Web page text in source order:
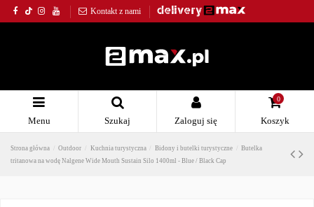
Kontakt z nami
Menu Szukaj Zaloguj się
0
Koszyk
Strona główna Outdoor Kuchnia turystyczna Bidony i butelki turystyczne
Butelka
tritanowa na wodę Nalgene Wide Mouth Sustain Silo 1400ml - Blue / Black Cap